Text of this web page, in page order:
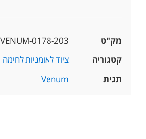
מק"ט
VENUM-0178-203
קטגוריה
ציוד לאומניות לחימה
תגית
Venum